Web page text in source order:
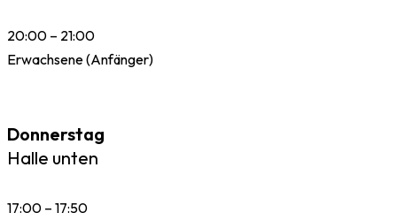
20:00 – 21:00
Erwachsene (Anfänger)
Donnerstag
Halle unten
17:00 – 17:50